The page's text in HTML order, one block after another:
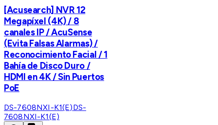
[Acusearch] NVR 12
Megapíxel (4K) / 8
canales IP / AcuSense
(Evita Falsas Alarmas) /
Reconocimiento Facial / 1
Bahía de Disco Duro /
HDMI en 4K / Sin Puertos
PoE
DS-7608NXI-K1(E)DS-
7608NXI-K1(E)